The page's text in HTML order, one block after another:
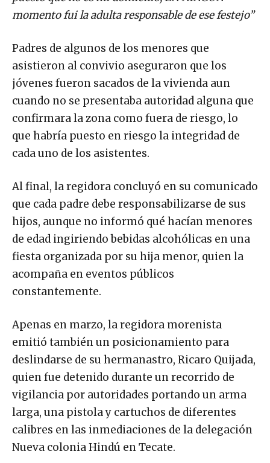
momento fui la adulta responsable de ese festejo”
Padres de algunos de los menores que
asistieron al convivio aseguraron que los
jóvenes fueron sacados de la vivienda aun
cuando no se presentaba autoridad alguna que
confirmara la zona como fuera de riesgo, lo
que habría puesto en riesgo la integridad de
cada uno de los asistentes.
Al final, la regidora concluyó en su comunicado
que cada padre debe responsabilizarse de sus
hijos, aunque no informó qué hacían menores
de edad ingiriendo bebidas alcohólicas en una
fiesta organizada por su hija menor, quien la
acompaña en eventos públicos
constantemente.
Apenas en marzo, la regidora morenista
emitió también un posicionamiento para
deslindarse de su hermanastro, Ricaro Quijada,
quien fue detenido durante un recorrido de
vigilancia por autoridades portando un arma
larga, una pistola y cartuchos de diferentes
calibres en las inmediaciones de la delegación
Nueva colonia Hindú en Tecate.